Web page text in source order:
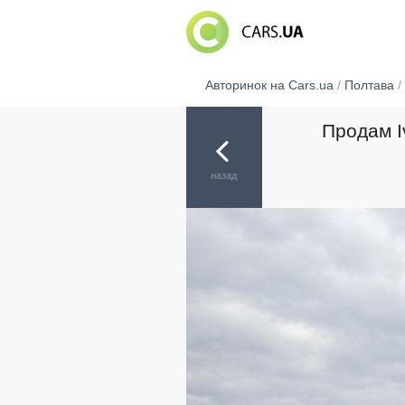
Авторинок на Cars.ua / Полтава /
назад
Продам